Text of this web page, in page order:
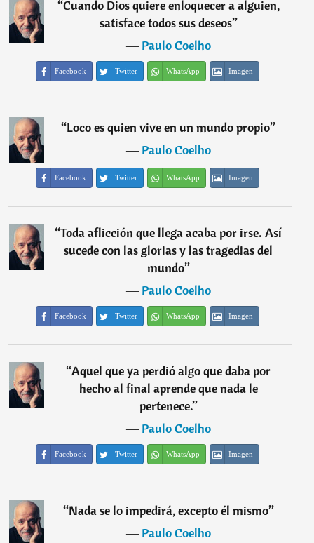
“Cuando Dios quiere enloquecer a alguien,
satisface todos sus deseos”
―Paulo Coelho
Facebook Twitter WhatsApp Imagen
“Loco es quien vive en un mundo propio”
―Paulo Coelho
Facebook Twitter WhatsApp Imagen
“Toda aflicción que llega acaba por irse. Así
sucede con las glorias y las tragedias del
mundo”
―Paulo Coelho
Facebook Twitter WhatsApp Imagen
“Aquel que ya perdió algo que daba por
hecho al final aprende que nada le
pertenece.”
―Paulo Coelho
Facebook Twitter WhatsApp Imagen
“Nada se lo impedirá, excepto él mismo”
―Paulo Coelho